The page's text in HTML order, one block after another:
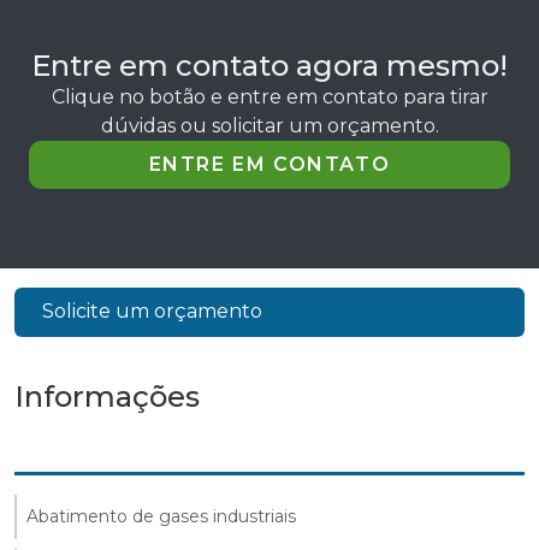
Entre em contato agora mesmo!
Clique no botão e entre em contato para tirar
dúvidas ou solicitar um orçamento.
ENTRE EM CONTATO
Solicite um orçamento
Informações
Abatimento de gases industriais